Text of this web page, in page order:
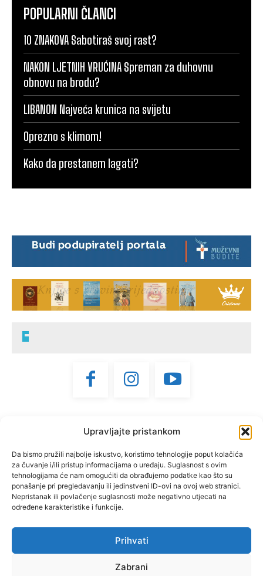
Upravljajte pristankom
Da bismo pružili najbolje iskustvo, koristimo tehnologije poput kolačića
za čuvanje i/ili pristup informacijama o uređaju. Suglasnost s ovim
tehnologijama će nam omogućiti da obrađujemo podatke kao što su
ponašanje pri pregledavanju ili jedinstveni ID-ovi na ovoj web stranici.
Nepristanak ili povlačenje suglasnosti može negativno utjecati na
određene karakteristike i funkcije.
Prihvati
Zabrani
POPULARNI ČLANCI
10 ZNAKOVA Sabotiraš svoj rast?
NAKON LJETNIH VRUĆINA Spreman za duhovnu
obnovu na brodu?
LIBANON Najveća krunica na svijetu
Oprezno s klimom!
Kako da prestanem lagati?
muževni budite, čvrsti."
(1 KOR 16, 13)
"Muževni budite" prvi je
hrvatski portal za katoličke
muškarce koji pokušava
reafirmirati u današnje
biblijski koncept muževnosti,
koji pokušavamo osvijetliti iz